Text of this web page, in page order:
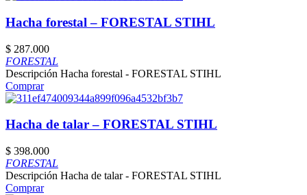
Hacha forestal – FORESTAL STIHL
$ 287.000
FORESTAL
Descripción Hacha forestal - FORESTAL STIHL
Comprar
Hacha de talar – FORESTAL STIHL
$ 398.000
FORESTAL
Descripción Hacha de talar - FORESTAL STIHL
Comprar